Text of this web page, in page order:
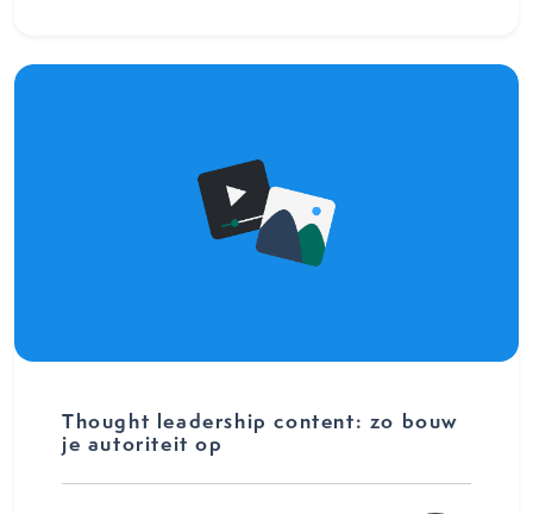
Thought leadership content: zo bouw
je autoriteit op